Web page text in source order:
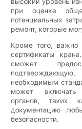
при оценке
потенциальных
ремонт, которые
Кроме того, важно
сертификаты
сможет
необходимым
может включать
органов, таких
документацию
безопасности.